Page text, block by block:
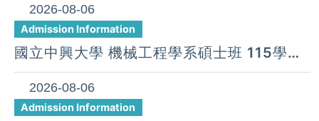
STUDENT PROCEDURE FOR
GRADUATION & DEPARTURE
2026-08-06
Admission Information
國立中興大學 機械工程學系碩士班 115學年
度 第26梯次遞補公告( 08月 06日)
2026-08-06
Admission Information